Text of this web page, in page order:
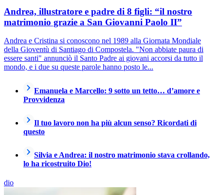
Andrea, illustratore e padre di 8 figli: “il nostro
matrimonio grazie a San Giovanni Paolo II”
Andrea e Cristina si conoscono nel 1989 alla Giornata Mondiale
della Gioventù di Santiago di Compostela. "Non abbiate paura di
essere santi" annunciò il Santo Padre ai giovani accorsi da tutto il
mondo, e i due su queste parole hanno posto le...
Emanuela e Marcello: 9 sotto un tetto… d’amore e
Provvidenza
Il tuo lavoro non ha più alcun senso? Ricordati di
questo
Silvia e Andrea: il nostro matrimonio stava crollando,
lo ha ricostruito Dio!
dio